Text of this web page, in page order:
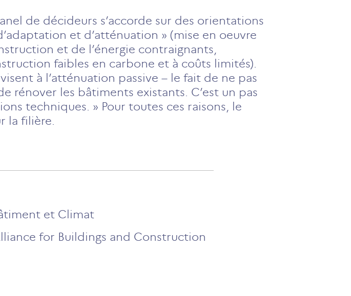
de décideurs s’accorde sur des orientations
et d’atténuation » (mise en oeuvre
et de l’énergie contraignants,
faibles en carbone et à coûts limités).
à l’atténuation passive – le fait de ne pas
rénover les bâtiments existants. C’est un pas
techniques. » Pour toutes ces raisons, le
la filière.
et Climat
for Buildings and Construction